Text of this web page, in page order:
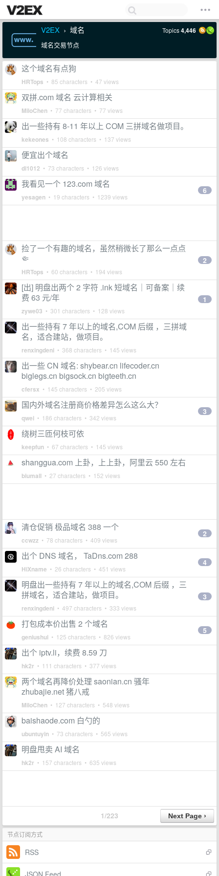
V2EX › 域名 Topics4,446
域名交易节点
这个域名有点狗
HRTops • 85 characters • 47 views
双拼.com 域名 云计算相关
MiloChen • 77 characters • 77 views
出一些持有 8-11 年以上 COM 三拼域名做项目。
kekeones • 108 characters • 137 views
便宜出个域名
di1012 • 73 characters • 126 views
我看见一个 123.com 域名
yesagen • 19 characters • 1239 views
6
捡了一个有趣的域名，虽然稍微长了那么一点点
🤏
HRTops • 60 characters • 194 views
2
[出] 明盘出两个 2 字符 .ink 短域名｜可备案｜续
费 63 元/年
zywe03 • 301 characters • 128 views
1
出一些持有 7 年以上的域名,COM 后缀 ，三拼域
名，适合建站，做项目。
renxingdeni • 368 characters • 145 views
出一些 CN 域名: shybear.cn lifecoder.cn
biglegs.cn bigsock.cn bigteeth.cn
cfersx • 145 characters • 205 views
国内外域名注册商价格差异怎么这么大？
qwei • 186 characters • 342 views
3
绕树三匝何枝可依
keepfun • 67 characters • 145 views
shanggua.com 上卦，上上卦，阿里云 550 左右
biumall • 27 characters • 152 views
清仓促销 极品域名 388 一个
ccwzz • 78 characters • 409 views
2
出个 DNS 域名， TaDns.com 288
HiXname • 26 characters • 451 views
4
明盘出一些持有 7 年以上的域名,COM 后缀 ，三
拼域名，适合建站，做项目。
renxingdeni • 497 characters • 333 views
3
打包成本价出售 2 个域名
geniushui • 125 characters • 826 views
5
出个 iptv.li，续费 8.59 刀
hk2r • 111 characters • 377 views
两个域名再降价处理 saonian.cn 骚年
zhubajie.net 猪八戒
MiloChen • 127 characters • 548 views
baishaode.com 白勺的
ubuntuyin • 73 characters • 565 views
明盘甩卖 AI 域名
hk2r • 157 characters • 635 views
1/223
节点订阅方式
RSS
JSON Feed